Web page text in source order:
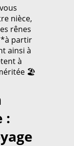
avec des
grand choix
importés
plupart de
bijoux de
grand soin
de l'
sont fabriqués
ou
nièce,
rênes
partir
ainsi à
à
🏖️
: